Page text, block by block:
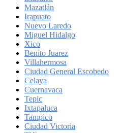
Mazatlán
Irapuato
Nuevo Laredo
Miguel Hidalgo
Xico
Benito Juarez
Villahermosa
Ciudad General Escobedo
Celaya
Cuernavaca
Tepic
Ixtapaluca
Tampico
Ciudad Victoria